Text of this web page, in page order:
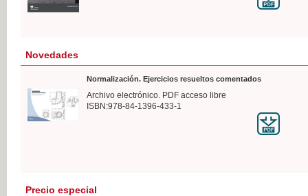
Novedades
Normalización. Ejercicios resueltos comentados
Archivo electrónico. PDF acceso libre
ISBN:978-84-1396-433-1
Precio especial